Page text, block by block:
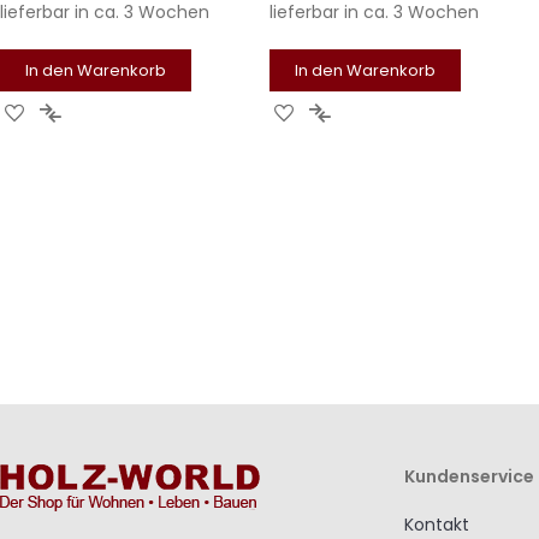
lieferbar in ca. 3 Wochen
In den Warenkorb
Zur Zur
lieferbar in ca. 3 Wochen
In den Warenkorb
Zur Zur
Kundenservice
Kontakt